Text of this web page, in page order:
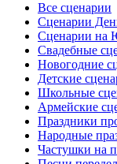
Все сценарии
Сценарии
Сценарии на
Свадебные
Новогодние
Детские
Школьные
Армейские
Праздники
Народные
Частушки на